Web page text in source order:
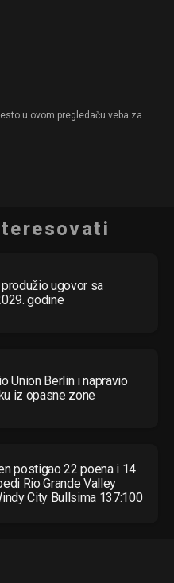
u ovom pregledaču veba za
ugovor sa
godine
Union Berlin i napravio
iz opasne zone
postigao 22 poena i 14
Rio Grande Valley
City Bullsima 137:100